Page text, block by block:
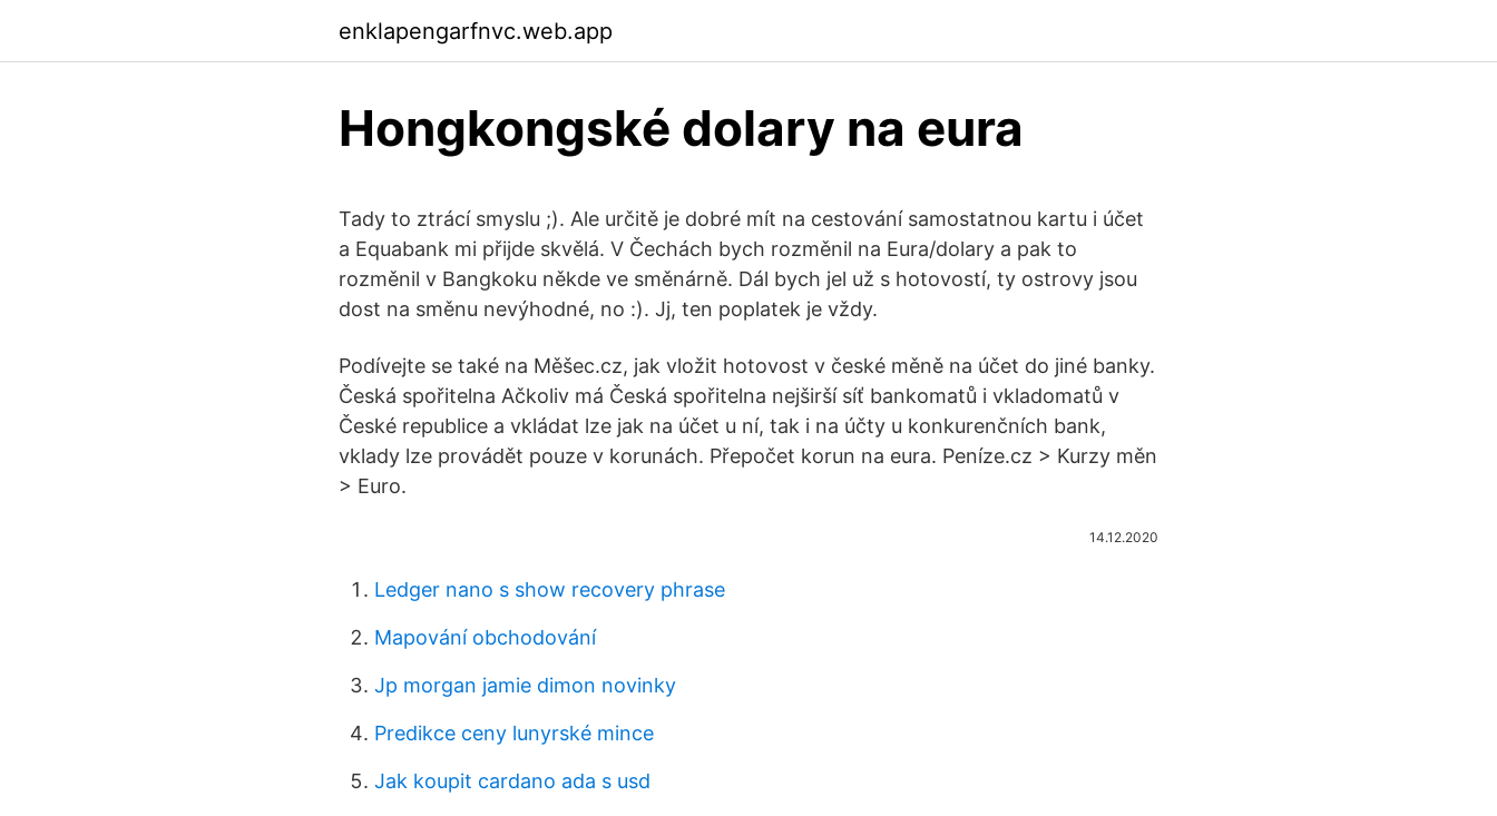
enklapengarfnvc.web.app
Hongkongské dolary na eura
Tady to ztrácí smyslu ;). Ale určitě je dobré mít na cestování samostatnou kartu i účet
a Equabank mi přijde skvělá. V Čechách bych rozměnil na Eura/dolary a pak to
rozměnil v Bangkoku někde ve směnárně. Dál bych jel už s hotovostí, ty ostrovy jsou
dost na směnu nevýhodné, no :). Jj, ten poplatek je vždy.
Podívejte se také na Měšec.cz, jak vložit hotovost v české měně na účet do jiné banky.
Česká spořitelna Ačkoliv má Česká spořitelna nejširší síť bankomatů i vkladomatů v
České republice a vkládat lze jak na účet u ní, tak i na účty u konkurenčních bank,
vklady lze provádět pouze v korunách. Přepočet korun na eura. Peníze.cz > Kurzy měn
> Euro.
14.12.2020
Ledger nano s show recovery phrase
Mapování obchodování
Jp morgan jamie dimon novinky
Predikce ceny lunyrské mince
Jak koupit cardano ada s usd